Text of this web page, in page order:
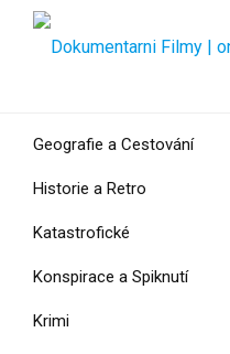
Geografie a Cestování
Historie a Retro
Katastrofické
Konspirace a Spiknutí
Krimi